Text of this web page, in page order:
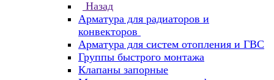
Назад
Арматура для радиаторов и
конвекторов
Арматура для систем отопления и ГВС
Группы быстрого монтажа
Клапаны запорные